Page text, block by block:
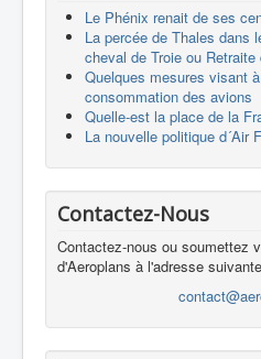
DronesLe Phénix renait de ses
La percée de Thales dans
cheval de Troie ou
Quelques mesures visant
consommation des avions
Quelle-est la place de la
La nouvelle politique d´Air
Contactez-Nous
Contactez-nous ou soumettez
d'Aeroplans à l'adresse